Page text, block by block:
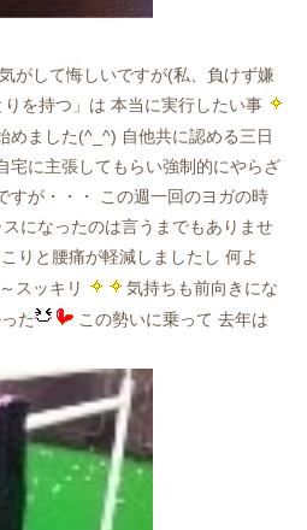
がして悔しいですが(私、負けず嫌
を持つ」は 本当に実行したい事
めました(^_^) 自他共に認める三日
宅に主張してもらい強制的にやらざ
すが・・・ この週一回のヨガの時
になったのは言うまでもありませ
りと腰痛が軽減しましたし 何よ
スッキリ
気持ちも前向きにな
た
この勢いに乗って 去年は